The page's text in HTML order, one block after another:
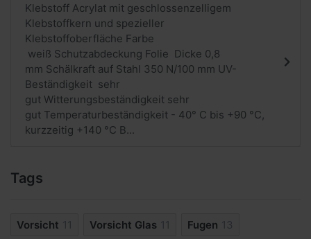
Klebstoff Acrylat mit geschlossenzelligem
Klebstoffkern und spezieller
Klebstoffoberfläche Farbe
weiß Schutzabdeckung Folie Dicke 0,8
mm Schälkraft auf Stahl 350 N/100 mm UV-
Beständigkeit sehr
gut Witterungsbeständigkeit sehr
gut Temperaturbeständigkeit - 40° C bis +90 °C,
kurzzeitig +140 °C B...
Tags
Vorsicht 11 Vorsicht Glas 11 Fugen 13